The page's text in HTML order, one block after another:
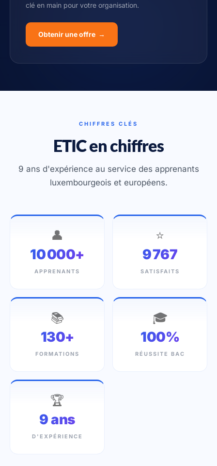
clé en main pour votre organisation.
Obtenir une offre →
CHIFFRES CLÉS
ETIC en chiffres
9 ans d'expérience au service des apprenants
luxembourgeois et européens.
👤
10 000+
APPRENANTS
⭐
9 767
SATISFAITS
📚
130+
FORMATIONS
🎓
100%
RÉUSSITE BAC
🏆
9 ans
D'EXPÉRIENCE